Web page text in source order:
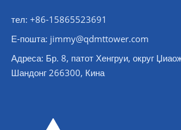
тел: +86-15865523691
Е-пошта: jimmy@qdmttower.com
Адреса: Бр. 8, патот Хенгруи, округ
Шандонг 266300, Кина